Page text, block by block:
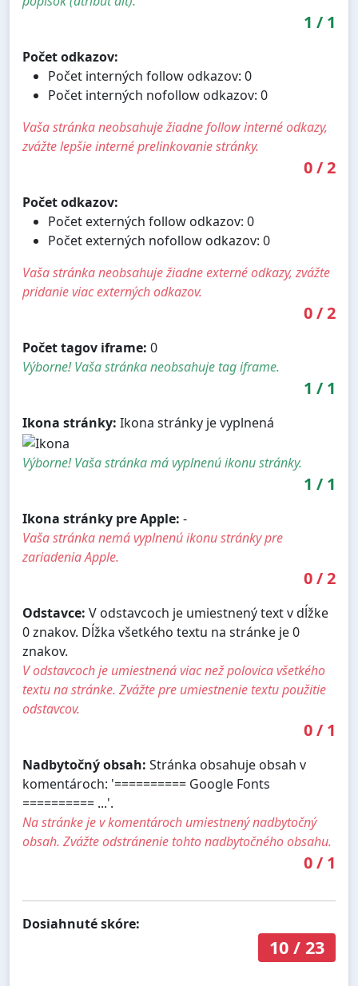
1 / 1
Počet odkazov:
Počet interných follow odkazov: 0
Počet interných nofollow odkazov: 0
Vaša stránka neobsahuje žiadne follow interné odkazy,
zvážte lepšie interné prelinkovanie stránky.
0/2
Počet odkazov:
Počet externých follow odkazov: 0
Počet externých nofollow odkazov: 0
Vaša stránka neobsahuje žiadne externé odkazy, zvážte
pridanie viac externých odkazov.
0/2
Počet tagov iframe: 0
Výborne! Vaša stránka neobsahuje tag iframe.
1 / 1
Ikona stránky: Ikona stránky je vyplnená
Výborne! Vaša stránka má vyplnenú ikonu stránky.
1 / 1
Ikona stránky pre Apple: -
Vaša stránka nemá vyplnenú ikonu stránky pre
zariadenia Apple.
0/2
Odstavce: V odstavcoch je umiestnený text v dĺžke
0 znakov. Dĺžka všetkého textu na stránke je 0
znakov.
V odstavcoch je umiestnená viac než polovica všetkého
textu na stránke. Zvážte pre umiestnenie textu použitie
odstavcov.
0/ 1
Nadbytočný obsah: Stránka obsahuje obsah v
komentároch: '========== Google Fonts
========== ...'.
Na stránke je v komentároch umiestnený nadbytočný
obsah. Zvážte odstránenie tohto nadbytočného obsahu.
0/ 1
Dosiahnuté skóre:
10/ 23